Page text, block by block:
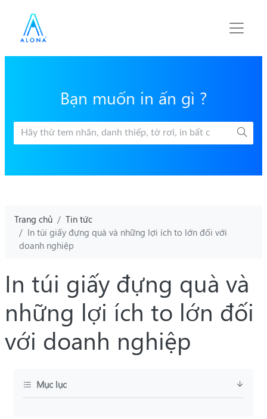
Bạn muốn in ấn gì ?
Trang chủ
Tin tức
In túi giấy đựng quà và những lợi ích to lớn đối với
doanh nghiệp
In túi giấy đựng quà và
những lợi ích to lớn đối
với doanh nghiệp
Mục lục